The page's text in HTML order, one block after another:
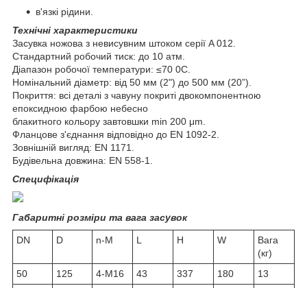
в'язкі рідини.
Технічні характеристики
Засувка ножова з невисувним штоком серії A 012.
Стандартний робочий тиск: до 10 атм.
Діапазон робочої температури: ≤70 0С.
Номінальний діаметр: від 50 мм (2") до 500 мм (20”).
Покриття: всі деталі з чавуну покриті двокомпонентною
епоксидною фарбою небесно
блакитного кольору завтовшки min 200 μm.
Фланцове з'єднання відповідно до EN 1092-2.
Зовнішній вигляд: EN 1171.
Будівельна довжина: EN 558-1.
Специфікація
Габаритні розміри та вага засувок
DN D n-M L H W
Вага
(кг)
50
125 4-М16 43 337 180
13